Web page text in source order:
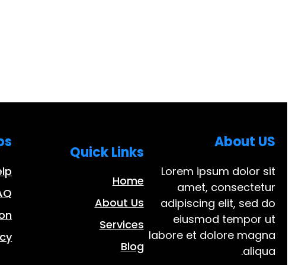
About US
Lorem ipsum dolor sit
amet, consectetur
adipiscing elit, sed do
eiusmod tempor ut
labore et dolore magna
aliqua.
Quick Links
Home
About Us
Services
Blog